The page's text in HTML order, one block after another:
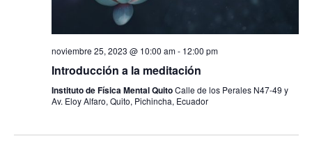
noviembre 25, 2023 @ 10:00 am- 12:00 pm
Introducción a la meditación
Instituto de Física Mental QuitoCalle de los Perales N47-49 y
Av. Eloy Alfaro, Quito, Pichincha, Ecuador